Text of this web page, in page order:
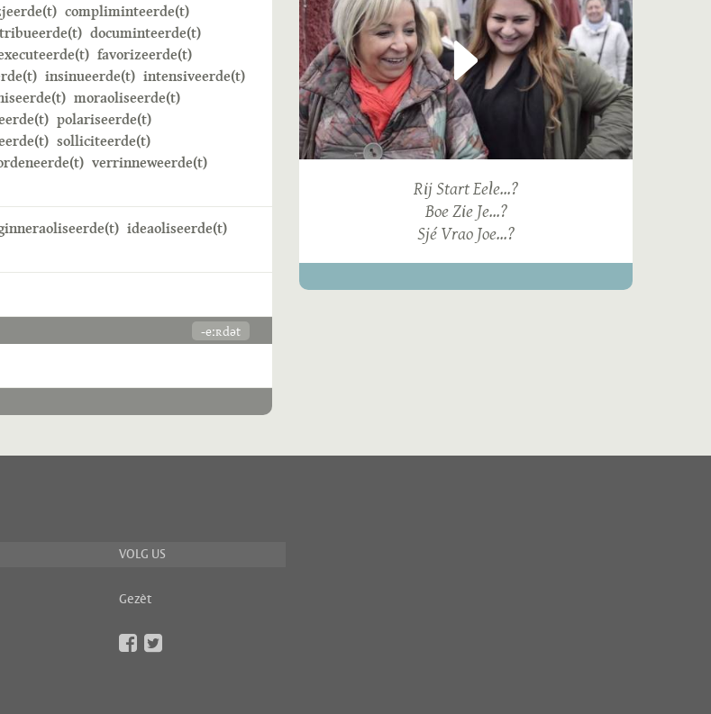
compliminteerde(t)
documinteerde(t)
favorizeerde(t)
insinueerde(t) intensiveerde(t)
moraoliseerde(t)
polariseerde(t)
solliciteerde(t)
verrinneweerde(t)
ideaoliseerde(t)
-eːʀdət
Rij Start Eele...?
Boe Zie Je...?
Sjé Vrao Joe...?
VOLG US
Gezèt